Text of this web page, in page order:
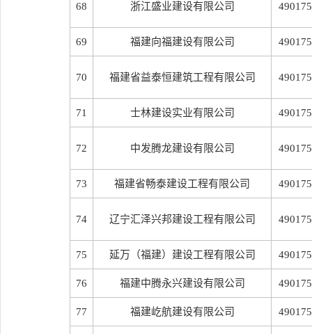
68 浙江盛业建设有限公司
69 福建向福建设有限公司
70 福建省益泰恒建筑工程有限公司
71 士林建设实业有限公司
72 中发腾龙建设有限公司
73 福建省畅泰建设工程有限公司
74 辽宁汇泽兴邦建设工程有限公司
75 延万（福建）建设工程有限公司
76 福建中腾永兴建设有限公司
77 福建屹航建设有限公司